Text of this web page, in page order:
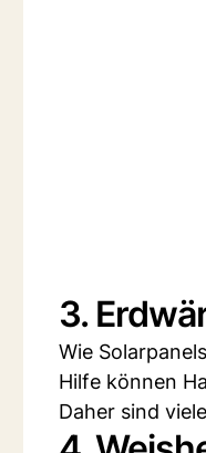
3.
Wie
Hilfe können
Daher sind